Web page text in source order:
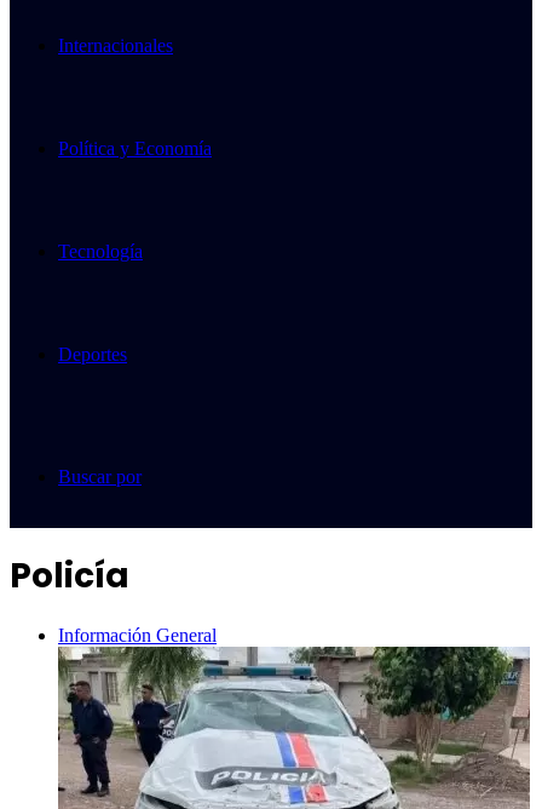
Internacionales
Política y Economía
Tecnología
Deportes
Buscar por
Policía
Información General